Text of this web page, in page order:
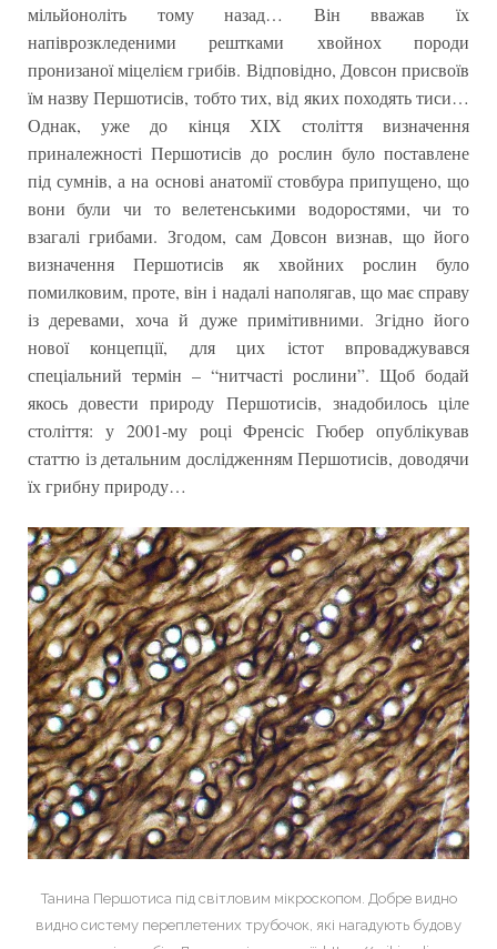
мільйоноліть тому назад… Він вважав їх
напіврозкледеними рештками хвойнох породи
пронизаної міцелієм грибів. Відповідно, Довсон присвоїв
їм назву Першотисів, тобто тих, від яких походять тиси…
Однак, уже до кінця ХІХ століття визначення
приналежності Першотисів до рослин було поставлене
під сумнів, а на основі анатомії стовбура припущено, що
вони були чи то велетенськими водоростями, чи то
взагалі грибами. Згодом, сам Довсон визнав, що його
визначення Першотисів як хвойних рослин було
помилковим, проте, він і надалі наполягав, що має справу
із деревами, хоча й дуже примітивними. Згідно його
нової концепції, для цих істот впроваджувався
спеціальний термін – “нитчасті рослини”. Щоб бодай
якось довести природу Першотисів, знадобилось ціле
століття: у 2001-му році Френсіс Гюбер опублікував
статтю із детальним дослідженням Першотисів, доводячи
їх грибну природу…
Танина Першотиса під світловим мікроскопом. Добре видно
видно систему переплетених трубочок, які нагадують будову